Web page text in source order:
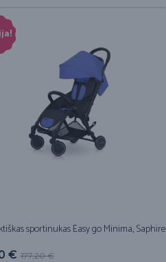
sportinukas Easy go Minima, Saphire
177,20€
€